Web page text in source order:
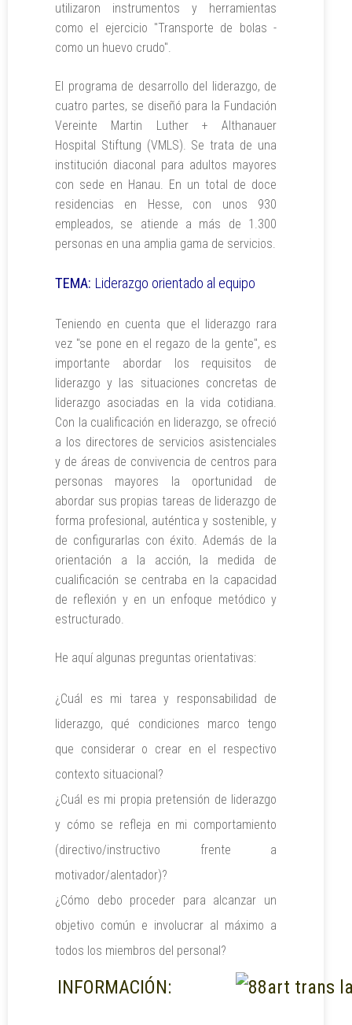
utilizaron instrumentos y herramientas
como el ejercicio "Transporte de bolas -
como un huevo crudo".
El programa de desarrollo del liderazgo, de
cuatro partes, se diseñó para la Fundación
Vereinte Martin Luther + Althanauer
Hospital Stiftung (VMLS). Se trata de una
institución diaconal para adultos mayores
con sede en Hanau. En un total de doce
residencias en Hesse, con unos 930
empleados, se atiende a más de 1.300
personas en una amplia gama de servicios.
TEMA: Liderazgo orientado al equipo
Teniendo en cuenta que el liderazgo rara
vez "se pone en el regazo de la gente", es
importante abordar los requisitos de
liderazgo y las situaciones concretas de
liderazgo asociadas en la vida cotidiana.
Con la cualificación en liderazgo, se ofreció
a los directores de servicios asistenciales
y de áreas de convivencia de centros para
personas mayores la oportunidad de
abordar sus propias tareas de liderazgo de
forma profesional, auténtica y sostenible, y
de configurarlas con éxito. Además de la
orientación a la acción, la medida de
cualificación se centraba en la capacidad
de reflexión y en un enfoque metódico y
estructurado.
He aquí algunas preguntas orientativas:
¿Cuál es mi tarea y responsabilidad de
liderazgo, qué condiciones marco tengo
que considerar o crear en el respectivo
contexto situacional?
¿Cuál es mi propia pretensión de liderazgo
y cómo se refleja en mi comportamiento
(directivo/instructivo frente a
motivador/alentador)?
¿Cómo debo proceder para alcanzar un
objetivo común e involucrar al máximo a
todos los miembros del personal?
INFORMACIÓN: